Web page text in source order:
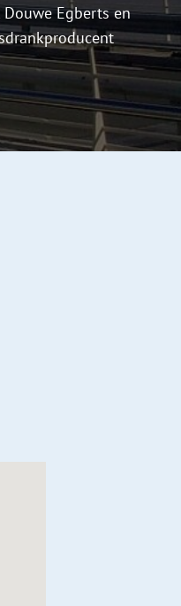
Egberts en